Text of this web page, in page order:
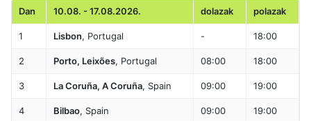
Dan 10.08. - 17.08.2026. dolazak polazak
1 Lisbon, Portugal - 18:00
2 Porto, Leixões, Portugal 08:00 18:00
3 La Coruña, A Coruña, Spain 09:00 19:00
4 Bilbao, Spain 09:00 19:00